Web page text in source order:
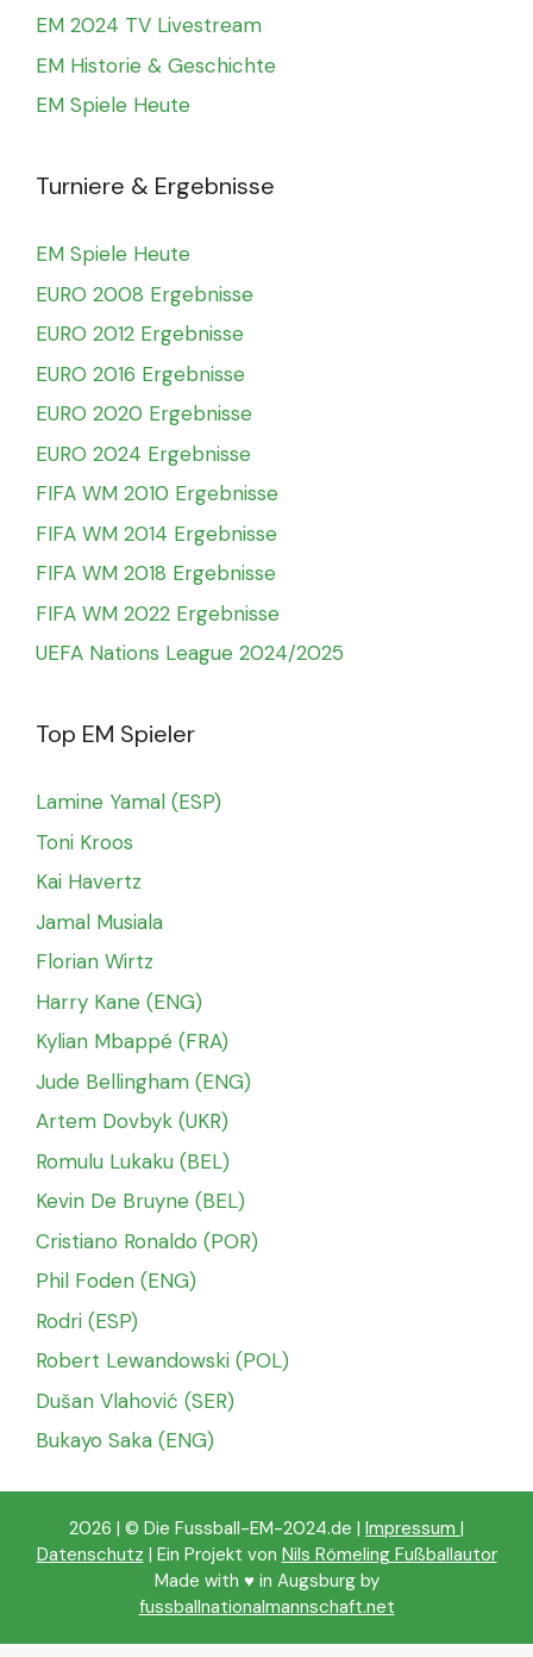
EM 2024 TV Livestream
EM Historie & Geschichte
EM Spiele Heute
Turniere & Ergebnisse
EM Spiele Heute
EURO 2008 Ergebnisse
EURO 2012 Ergebnisse
EURO 2016 Ergebnisse
EURO 2020 Ergebnisse
EURO 2024 Ergebnisse
FIFA WM 2010 Ergebnisse
FIFA WM 2014 Ergebnisse
FIFA WM 2018 Ergebnisse
FIFA WM 2022 Ergebnisse
UEFA Nations League 2024/2025
Top EM Spieler
Lamine Yamal (ESP)
Toni Kroos
Kai Havertz
Jamal Musiala
Florian Wirtz
Harry Kane (ENG)
Kylian Mbappé (FRA)
Jude Bellingham (ENG)
Artem Dovbyk (UKR)
Romulu Lukaku (BEL)
Kevin De Bruyne (BEL)
Cristiano Ronaldo (POR)
Phil Foden (ENG)
Rodri (ESP)
Robert Lewandowski (POL)
Dušan Vlahović (SER)
Bukayo Saka (ENG)
2026 | © Die Fussball-EM-2024.de | Impressum |
Datenschutz | Ein Projekt von Nils Römeling Fußballautor
Made with ♥️ in Augsburg by
fussballnationalmannschaft.net